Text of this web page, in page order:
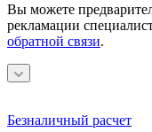
Вы можете
рекламации
обратной связи.
Безналичный расчет